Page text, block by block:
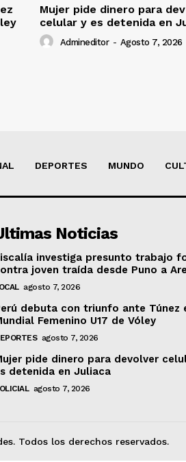
Mujer pide dinero para
celular y es detenida en
Admineditor - Agosto 7, 2026
DEPORTES MUNDO
Noticias
investiga presunto trabajo
joven traída desde Puno a
agosto 7, 2026
debuta con triunfo ante Túnez
Femenino U17 de Vóley
agosto 7, 2026
pide dinero para devolver
detenida en Juliaca
agosto 7, 2026
Todos los derechos reservados.